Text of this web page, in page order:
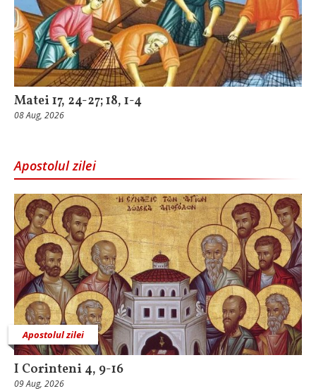
Matei 17, 24-27; 18, 1-4
08 Aug, 2026
Apostolul zilei
Apostolul zilei
I Corinteni 4, 9-16
09 Aug, 2026